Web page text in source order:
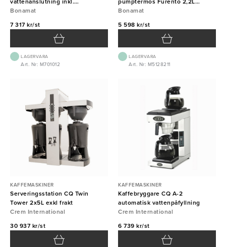
vattenanslutning inkl.
pumptermos Furento 2,2L
Bonamat
7 317 kr/st
LAGERVARA
Art. Nr: M701012
pumptermos Furento 2,2L
Bonamat
Bonamat
5 598 kr/st
LAGERVARA
Art. Nr: M5128211
KAFFEMASKINER
Serveringsstation CQ Twin
Tower 2x5L exkl frakt
Crem International
30 937 kr/st
KAFFEMASKINER
Kaffebryggare CQ A-2
automatisk vattenpåfyllning
Crem International
6 739 kr/st